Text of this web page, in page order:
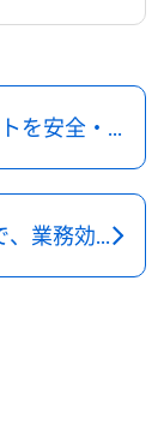
複合機/スキャナ連携でドキュメントを安全・便利に活用
Boxとモバイルのスマートな連携で、業務効率を向上